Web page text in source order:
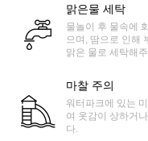
맑은물 세탁
물놀이 후 물속에
으며, 땀으로 인해
맑은 물로 세탁해
마찰 주의
워터파크에 있는
여 옷감이 상하거
다.